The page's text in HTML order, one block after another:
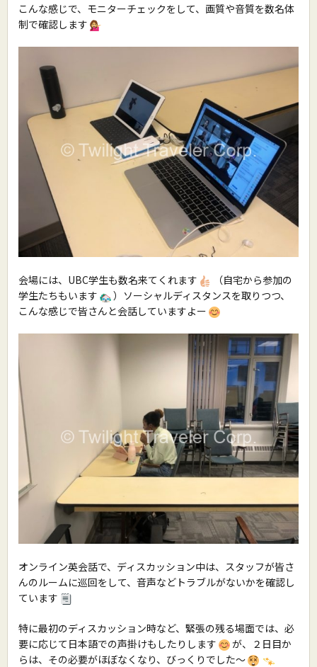
こんな感じで、モニターチェックをして、画質や音質を数名体
制で確認します
会場には、UBC学生も数名来てくれます
（自宅から参加の
学生たちもいます
）ソーシャルディスタンスを取りつつ、
こんな感じで皆さんと会話していますよー
オンライン英会話で、ディスカッション中は、スタッフが皆さ
んのルームに巡回をして、音声などトラブルがないかを確認し
ています
特に最初のディスカッション時など、緊張の残る場面では、必
要に応じて日本語での声掛けもしたりします
が、２日目か
らは、その必要がほぼなくなり、びっくりでした〜